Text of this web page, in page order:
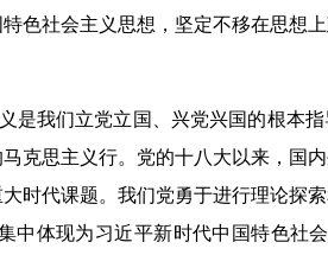
色社会主义思想，坚定不移在思想
我们立党立国、兴党兴国的根本
克思主义行。党的十八大以来，国
时代课题。我们党勇于进行理论探
体现为习近平新时代中国特色社